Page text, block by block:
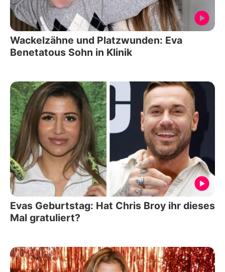
Wackelzähne und Platzwunden: Eva
Benetatous Sohn in Klinik
Evas Geburtstag: Hat Chris Broy ihr dieses
Mal gratuliert?